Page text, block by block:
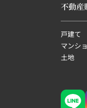
不動産
戸建て
マンシ
土地